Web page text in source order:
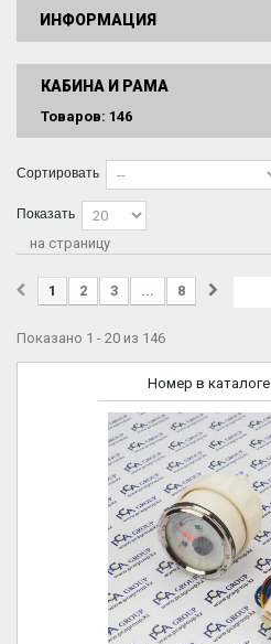
ИНФОРМАЦИЯ
КАБИНА И РАМА
Товаров: 146
Сортировать
Показать
на страницу
1 2 3 ... 8
Показано 1 - 20 из 146
Номер в каталоге